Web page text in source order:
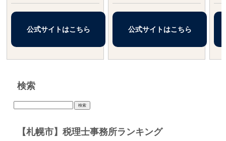
公式サイトはこちら 公式サイトはこちら
検索
索:
【札幌市】税理士事務所ランキング